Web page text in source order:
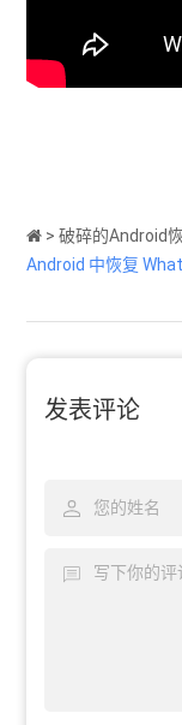
>破碎的Android
Android 中恢复
发表评论